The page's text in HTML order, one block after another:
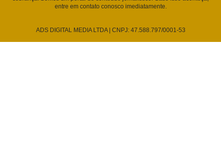
entre em contato conosco imediatamente.
ADS DIGITAL MEDIA LTDA | CNPJ: 47.588.797/0001-53